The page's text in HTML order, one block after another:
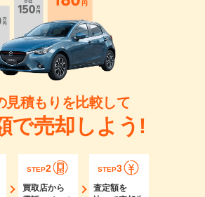
見積もりを比較して
で売却しよう!
STEP2
買取店から
STEP3
査定額を